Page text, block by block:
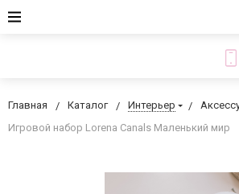
Главная Каталог Интерьер
Игровой набор Lorena Canals Маленький мир